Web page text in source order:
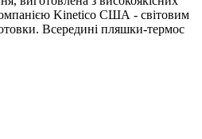
Kinetico США - світовим
Всередині пляшки-термос